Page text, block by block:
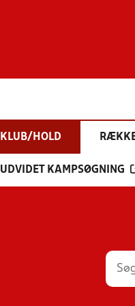
KLUB/HOLD
UDVIDET KAMPSØGNING